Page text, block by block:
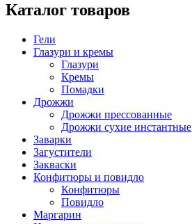
Каталог товаров
Гели
Глазури и кремы
Глазури
Кремы
Помадки
Дрожжи
Дрожжи прессованные
Дрожжи сухие инстантные
Заварки
Загустители
Закваски
Конфитюры и повидло
Конфитюры
Повидло
Маргарин